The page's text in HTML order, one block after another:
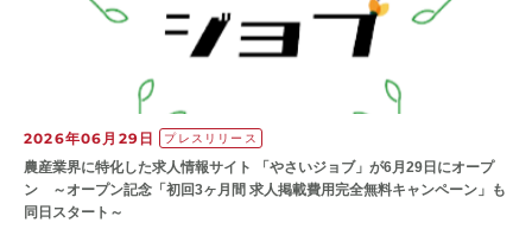
2026年06月29日 プレスリリース
農産業界に特化した求人情報サイト 「やさいジョブ」が6月29日にオープ
ン ～オープン記念「初回3ヶ月間 求人掲載費用完全無料キャンペーン」も
同日スタート～